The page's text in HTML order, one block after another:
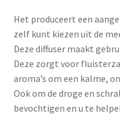
Mooi
Donker
Houtnerf
Decor
aantal
Het produceert een
zelf kunt kiezen uit de
Deze diffuser maakt
Deze zorgt voor
aroma’s om een ​​kalme,
Ook om de droge en
bevochtigen en u te